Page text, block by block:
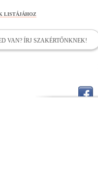
LISTÁJÁHOZ
VAN? ÍRJ SZAKÉRTŐNKNEK!